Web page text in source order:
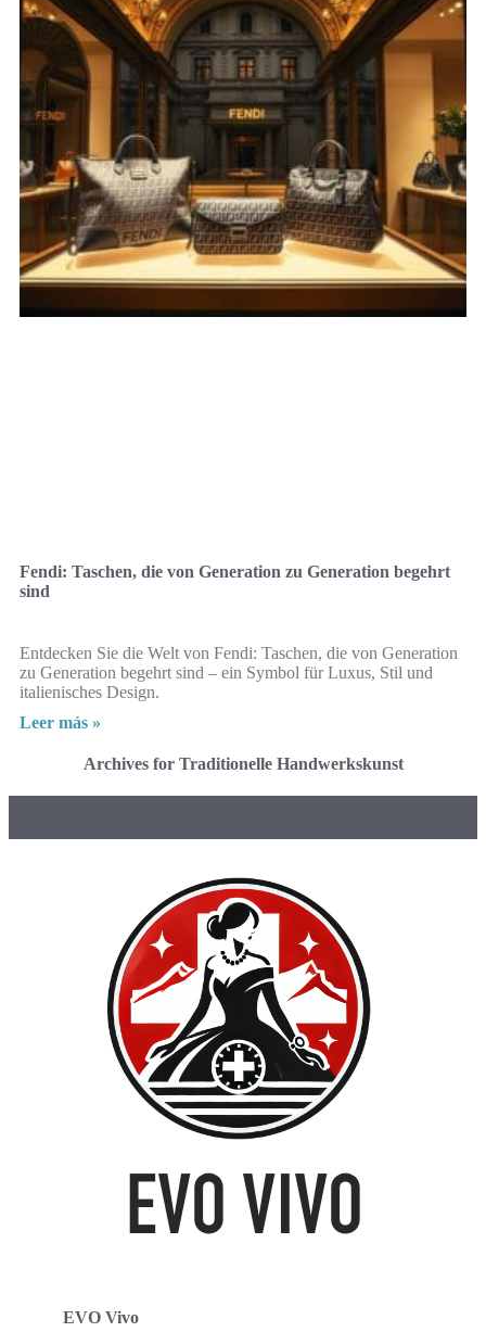
Fendi: Taschen, die von Generation zu Generation begehrt
sind
Entdecken Sie die Welt von Fendi: Taschen, die von Generation
zu Generation begehrt sind – ein Symbol für Luxus, Stil und
italienisches Design.
Leer más »
Archives for Traditionelle Handwerkskunst
EVO Vivo